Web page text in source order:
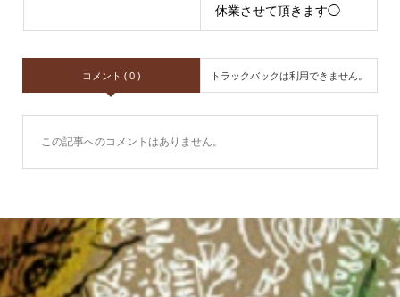
休業させて頂きます◯
コメント ( 0 ) トラックバックは利用できません。
この記事へのコメントはありません。